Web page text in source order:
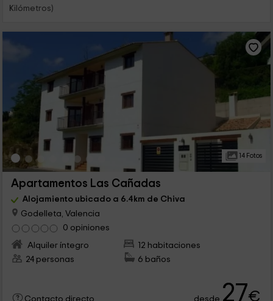
Kilómetros)
14 Fotos
Apartamentos Las Cañadas
Alojamiento ubicado a 6.4km de Chiva
Godelleta, Valencia
0 opiniones
Alquiler íntegro
12 habitaciones
24 personas
6 baños
Contacto directo
desde 27€